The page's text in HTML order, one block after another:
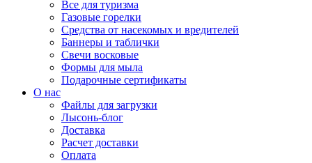
Все для туризма
Газовые горелки
Средства от насекомых и вредителей
Баннеры и таблички
Свечи восковые
Формы для мыла
Подарочные сертификаты
О нас
Файлы для загрузки
Лысонь-блог
Доставка
Расчет доставки
Оплата